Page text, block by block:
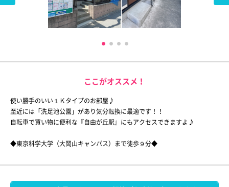
ここがオススメ！
使い勝手のいい１Ｋタイプのお部屋♪
至近には「洗足池公園」があり気分転換に最適です！！
自転車で買い物に便利な『自由が丘駅』にもアクセスできますよ♪
◆東京科学大学（大岡山キャンパス）まで徒歩９分◆